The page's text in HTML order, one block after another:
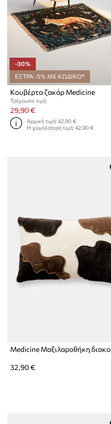
-30%
ΕΞΤΡΑ -5% ΜΕ ΚΩΔΙΚΟ*
Κουβέρτα ζακάρ Medicine
Τρέχουσα τιμή:
29,90 €
Αρχική τιμή:42,90 €
Η χαμηλότερη τιμή:42,90 €
32,90 €